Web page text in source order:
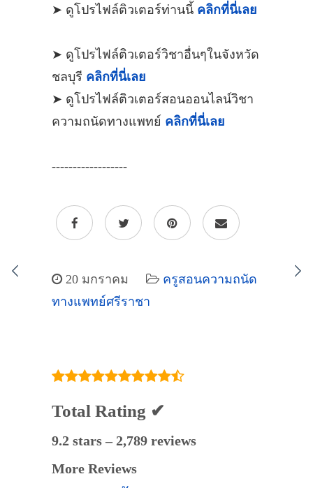
➤ ดูโปรไฟล์ติวเตอร์ท่านนี้ คลิกที่นี่เลย
➤ ดูโปรไฟล์ติวเตอร์วิชาอื่นๆในจังหวัด
ชลบุรี คลิกที่นี่เลย
➤ ดูโปรไฟล์ติวเตอร์สอนออนไลน์วิชา
ความถนัดทางแพทย์ คลิกที่นี่เลย
------------------
20 มกราคม
ครูสอนความถนัด
ทางแพทย์ศรีราชา
Total Rating ✔
9.2 stars – 2,789 reviews
More Reviews